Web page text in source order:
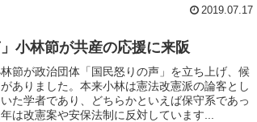
2019.07.17
」小林節が共産の応援に来阪
節が政治団体「国民怒りの声」を立ち上げ、候
ありました。本来小林は憲法改憲派の論客とし
た学者であり、どちらかといえば保守系であっ
は改憲案や安保法制に反対しています...